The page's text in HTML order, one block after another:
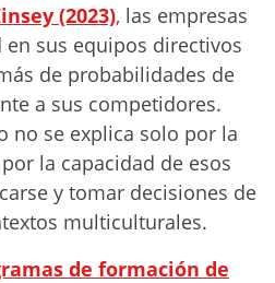
(2023), las empresas
sus equipos directivos
de probabilidades de
a sus competidores.
no se explica solo por la
la capacidad de esos
y tomar decisiones de
multiculturales.
de formación de